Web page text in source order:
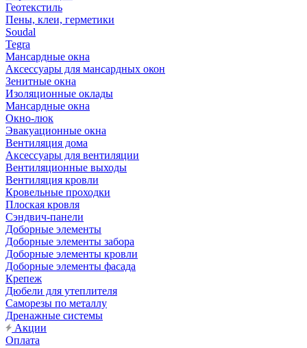
Геотекстиль
Пены, клеи, герметики
Soudal
Tegra
Мансардные окна
Аксессуары для мансардных окон
Зенитные окна
Изоляционные оклады
Мансардные окна
Окно-люк
Эвакуационные окна
Вентиляция дома
Аксессуары для вентиляции
Вентиляционные выходы
Вентиляция кровли
Кровельные проходки
Плоская кровля
Сэндвич-панели
Доборные элементы
Доборные элементы забора
Доборные элементы кровли
Доборные элементы фасада
Крепеж
Дюбели для утеплителя
Саморезы по металлу
Дренажные системы
Акции
Оплата